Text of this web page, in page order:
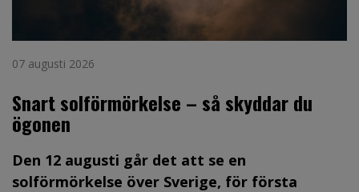
07 augusti 2026
Snart solförmörkelse – så skyddar du
ögonen
Den 12 augusti går det att se en
solförmörkelse över Sverige, för första